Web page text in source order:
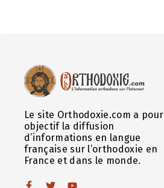
Le site Orthodoxie.com a pour
objectif la diffusion
d’informations en langue
française sur l’orthodoxie en
France et dans le monde.